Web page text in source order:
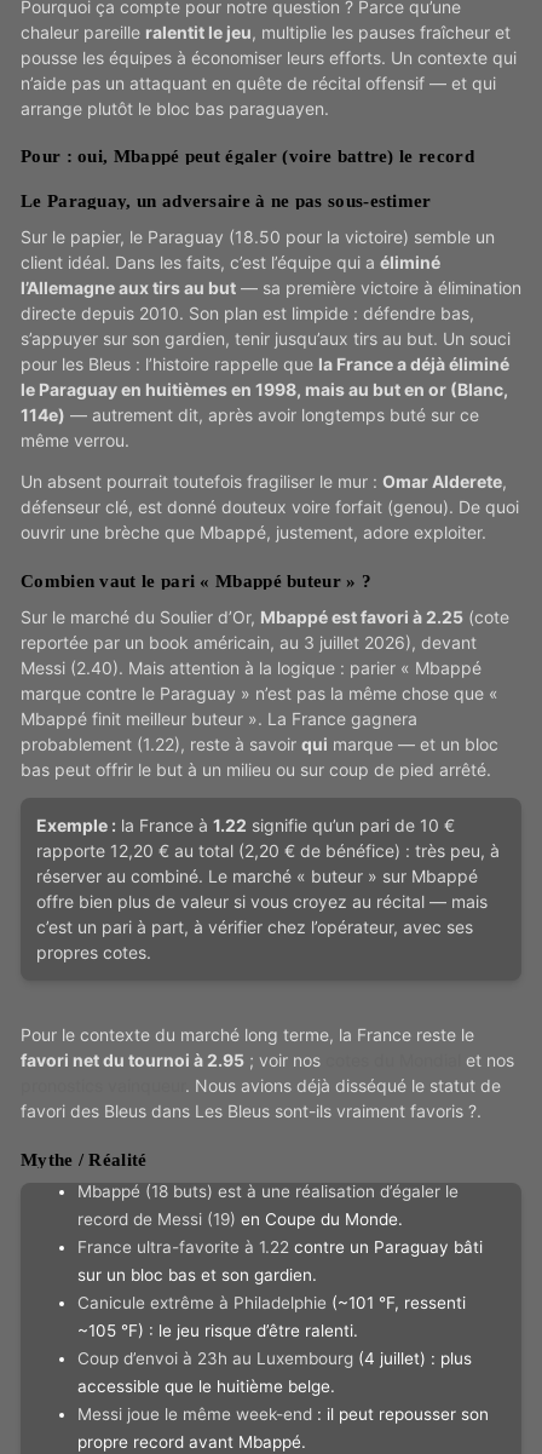
Pourquoi ça compte pour notre question ? Parce qu’une
chaleur pareille ralentit le jeu, multiplie les pauses fraîcheur et
pousse les équipes à économiser leurs efforts. Un contexte qui
n’aide pas un attaquant en quête de récital offensif — et qui
arrange plutôt le bloc bas paraguayen.
Pour : oui, Mbappé peut égaler (voire battre) le record
Le Paraguay, un adversaire à ne pas sous-estimer
Sur le papier, le Paraguay (18.50 pour la victoire) semble un
client idéal. Dans les faits, c’est l’équipe qui a éliminé
l’Allemagne aux tirs au but — sa première victoire à élimination
directe depuis 2010. Son plan est limpide : défendre bas,
s’appuyer sur son gardien, tenir jusqu’aux tirs au but. Un souci
pour les Bleus : l’histoire rappelle que la France a déjà éliminé
le Paraguay en huitièmes en 1998, mais au but en or (Blanc,
114e) — autrement dit, après avoir longtemps buté sur ce
même verrou.
Un absent pourrait toutefois fragiliser le mur : Omar Alderete,
défenseur clé, est donné douteux voire forfait (genou). De quoi
ouvrir une brèche que Mbappé, justement, adore exploiter.
Combien vaut le pari « Mbappé buteur » ?
Sur le marché du Soulier d’Or, Mbappé est favori à 2.25 (cote
reportée par un book américain, au 3 juillet 2026), devant
Messi (2.40). Mais attention à la logique : parier « Mbappé
marque contre le Paraguay » n’est pas la même chose que «
Mbappé finit meilleur buteur ». La France gagnera
probablement (1.22), reste à savoir qui marque — et un bloc
bas peut offrir le but à un milieu ou sur coup de pied arrêté.
Exemple : la France à 1.22 signifie qu’un pari de 10 €
rapporte 12,20 € au total (2,20 € de bénéfice) : très peu, à
réserver au combiné. Le marché « buteur » sur Mbappé
offre bien plus de valeur si vous croyez au récital — mais
c’est un pari à part, à vérifier chez l’opérateur, avec ses
propres cotes.
Pour le contexte du marché long terme, la France reste le
favori net du tournoi à 2.95 ; voir nos
et nos
. Nous avions déjà disséqué le statut de
favori des Bleus dans Les Bleus sont-ils vraiment favoris ?.
Mythe / Réalité
Mbappé (18 buts) est à une réalisation d’égaler le
record de Messi (19) en Coupe du Monde.
France ultra-favorite à 1.22 contre un Paraguay bâti
sur un bloc bas et son gardien.
Canicule extrême à Philadelphie (~101 °F, ressenti
~105 °F) : le jeu risque d’être ralenti.
Coup d’envoi à 23h au Luxembourg(4 juillet) : plus
accessible que le huitième belge.
Messi joue le même week-end: il peut repousser son
propre record avant Mbappé.